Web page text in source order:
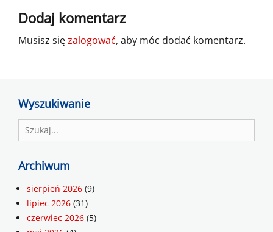
Dodaj komentarz
Musisz sięzalogować, aby móc dodać komentarz.
Wyszukiwanie
Search
for:
Archiwum
sierpień 2026 (9)
lipiec 2026 (31)
czerwiec 2026 (5)